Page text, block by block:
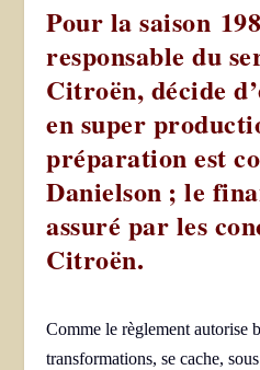
Pour la saison
responsable du
Citroën, décide
en super
préparation est
Danielson ; le
assuré par les
Citroën.
Comme le règlement autorise
transformations, se cache,